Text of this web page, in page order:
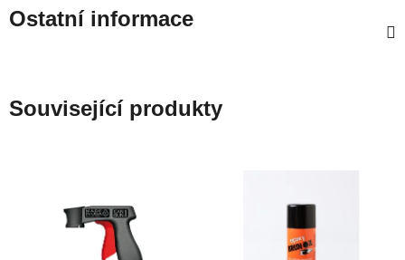
Ostatní informace
Související produkty